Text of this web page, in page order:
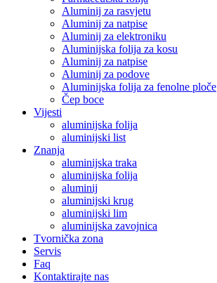
Aluminij za rasvjetu
Aluminij za natpise
Aluminij za elektroniku
Aluminijska folija za kosu
Aluminij za natpise
Aluminij za podove
Aluminijska folija za fenolne ploče
Čep boce
Vijesti
aluminijska folija
aluminijski list
Znanja
aluminijska traka
aluminijska folija
aluminij
aluminijski krug
aluminijski lim
aluminijska zavojnica
Tvornička zona
Servis
Faq
Kontaktirajte nas